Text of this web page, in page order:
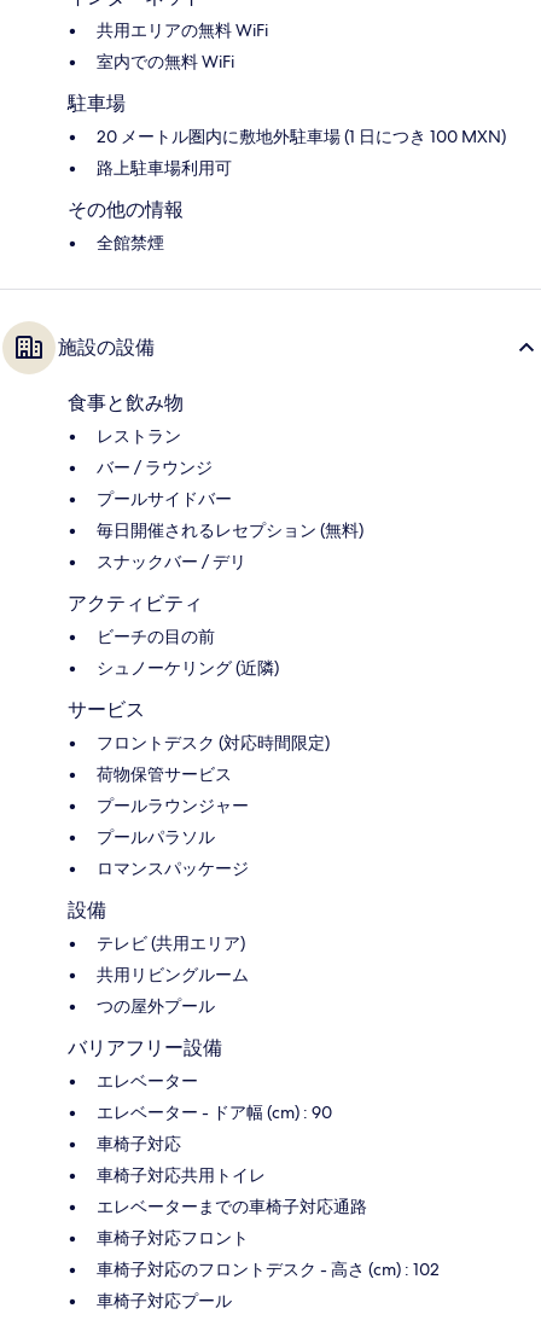
共用エリアの無料 WiFi
室内での無料 WiFi
駐車場
20 メートル圏内に敷地外駐車場 (1 日につき 100 MXN)
路上駐車場利用可
その他の情報
全館禁煙
施設の設備
食事と飲み物
レストラン
バー / ラウンジ
プールサイドバー
毎日開催されるレセプション (無料)
スナックバー / デリ
アクティビティ
ビーチの目の前
シュノーケリング (近隣)
サービス
フロントデスク (対応時間限定)
荷物保管サービス
プールラウンジャー
プールパラソル
ロマンスパッケージ
設備
テレビ (共用エリア)
共用リビングルーム
つの屋外プール
バリアフリー設備
エレベーター
エレベーター - ドア幅 (cm) : 90
車椅子対応
車椅子対応共用トイレ
エレベーターまでの車椅子対応通路
車椅子対応フロント
車椅子対応のフロントデスク - 高さ (cm) : 102
車椅子対応プール